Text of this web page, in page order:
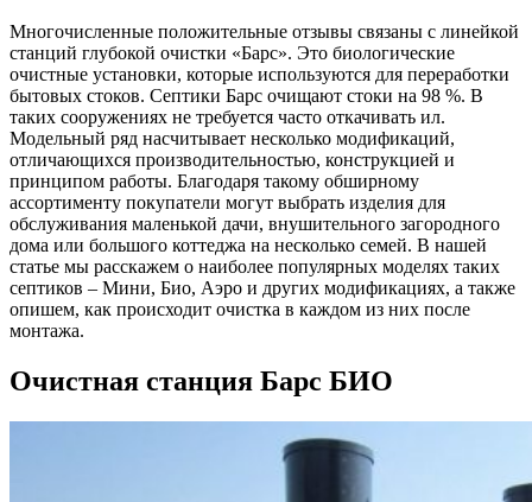
Многочисленные положительные отзывы связаны с линейкой
станций глубокой очистки «Барс». Это биологические
очистные установки, которые используются для переработки
бытовых стоков. Септики Барс очищают стоки на 98 %. В
таких сооружениях не требуется часто откачивать ил.
Модельный ряд насчитывает несколько модификаций,
отличающихся производительностью, конструкцией и
принципом работы. Благодаря такому обширному
ассортименту покупатели могут выбрать изделия для
обслуживания маленькой дачи, внушительного загородного
дома или большого коттеджа на несколько семей. В нашей
статье мы расскажем о наиболее популярных моделях таких
септиков – Мини, Био, Аэро и других модификациях, а также
опишем, как происходит очистка в каждом из них после
монтажа.
Очистная станция Барс БИО